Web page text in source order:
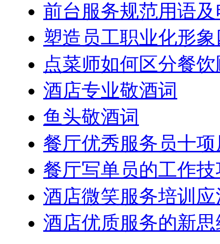
前台服务规范用语
塑造员工职业化形
点菜师如何区分餐
酒店专业敬酒词
鱼头敬酒词
餐厅优秀服务员十
餐厅写单员的工作技
酒店微笑服务培训
酒店优质服务的新思